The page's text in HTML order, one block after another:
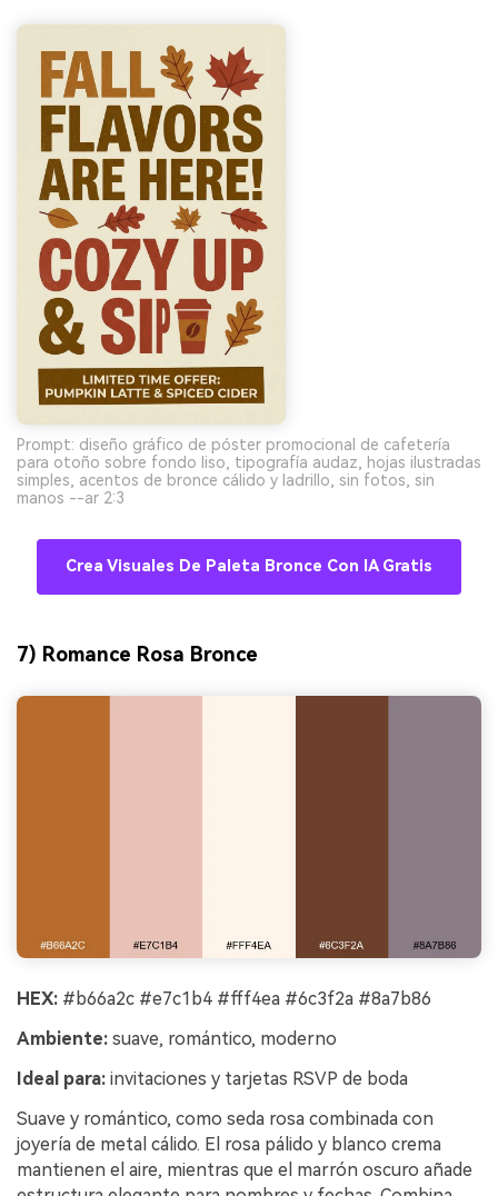
Prompt: diseño gráfico de póster promocional de cafetería
para otoño sobre fondo liso, tipografía audaz, hojas ilustradas
simples, acentos de bronce cálido y ladrillo, sin fotos, sin
manos --ar 2:3
Crea Visuales De Paleta Bronce Con IA Gratis
7) Romance Rosa Bronce
HEX: #b66a2c #e7c1b4 #fff4ea #6c3f2a #8a7b86
Ambiente: suave, romántico, moderno
Ideal para: invitaciones y tarjetas RSVP de boda
Suave y romántico, como seda rosa combinada con
joyería de metal cálido. El rosa pálido y blanco crema
mantienen el aire, mientras que el marrón oscuro añade